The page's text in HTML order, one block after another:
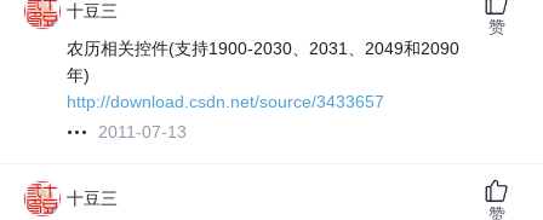
十豆三
农历相关控件(支持1900-2030、2031、2049和2090
年)
http://download.csdn.net/source/3433657
2011-07-13
赞
十豆三
赞